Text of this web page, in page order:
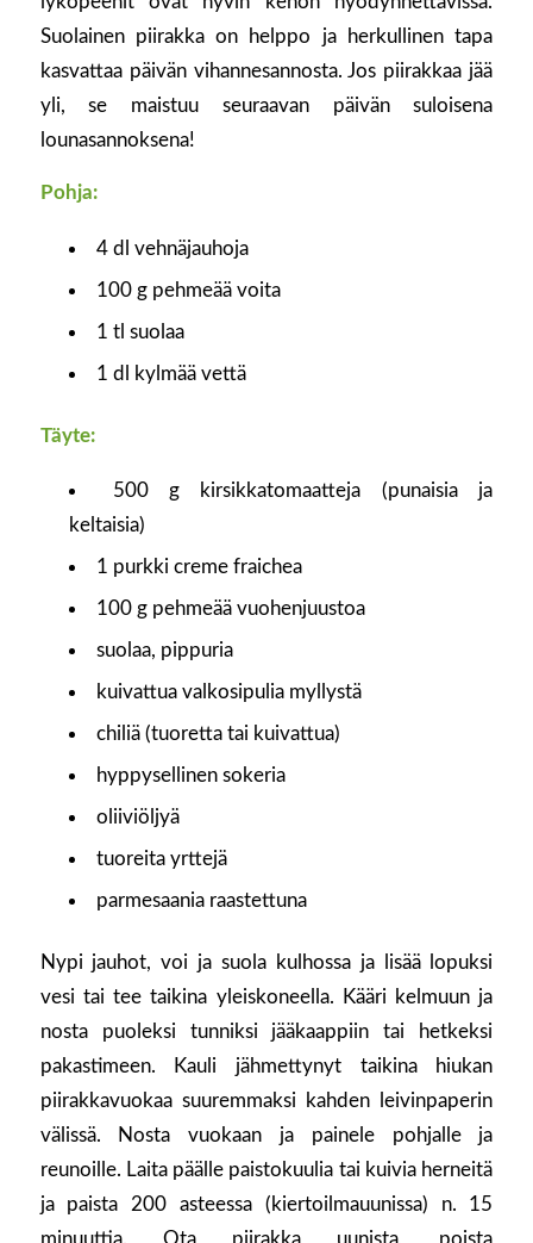
Suolainen piirakka on helppo ja herkullinen tapa
kasvattaa päivän vihannesannosta. Jos piirakkaa jää
yli, se maistuu seuraavan päivän suloisena
lounasannoksena!
Pohja:
4 dl vehnäjauhoja
100 g pehmeää voita
1 tl suolaa
1 dl kylmää vettä
Täyte:
500 g kirsikkatomaatteja (punaisia ja
keltaisia)
1 purkki creme fraichea
100 g pehmeää vuohenjuustoa
suolaa, pippuria
kuivattua valkosipulia myllystä
chiliä (tuoretta tai kuivattua)
hyppysellinen sokeria
oliiviöljyä
tuoreita yrttejä
parmesaania raastettuna
Nypi jauhot, voi ja suola kulhossa ja lisää lopuksi
vesi tai tee taikina yleiskoneella. Kääri kelmuun ja
nosta puoleksi tunniksi jääkaappiin tai hetkeksi
pakastimeen. Kauli jähmettynyt taikina hiukan
piirakkavuokaa suuremmaksi kahden leivinpaperin
välissä. Nosta vuokaan ja painele pohjalle ja
reunoille. Laita päälle paistokuulia tai kuivia herneitä
ja paista 200 asteessa (kiertoilmauunissa) n. 15